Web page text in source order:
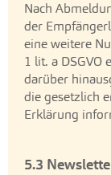
Nach
der
eine weitere
1 lit. a
darüber
die gesetzlich
Erklärung
5.3